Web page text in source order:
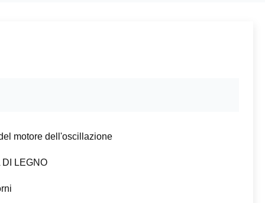
motore dell'oscillazione
DI LEGNO